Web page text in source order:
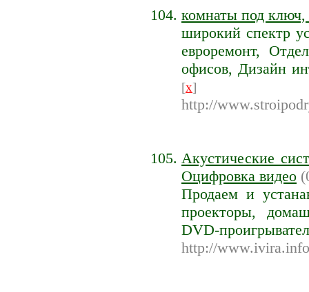
комнаты под
широкий спектр
евроремонт,
офисов, Дизайн
[x]
http://
Акустические
Оцифровка видео
Продаем и
проекторы,
DVD-
http://www.ivira.info